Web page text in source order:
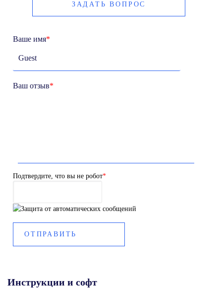
ЗАДАТЬ ВОПРОС
Ваше имя*
Ваш отзыв*
Подтвердите, что вы не робот*
Инструкции и софт